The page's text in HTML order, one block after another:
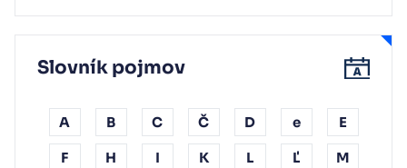
Slovník pojmov
A B C Č D e E
F H I K L Ľ M